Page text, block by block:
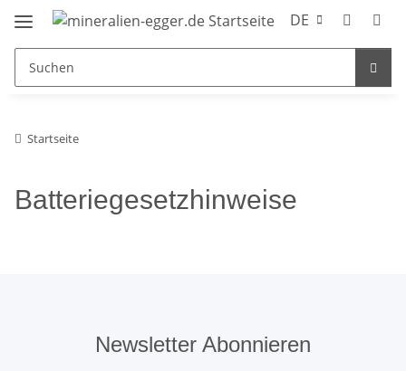
DE
Startseite
Batteriegesetzhinweise
Newsletter Abonnieren